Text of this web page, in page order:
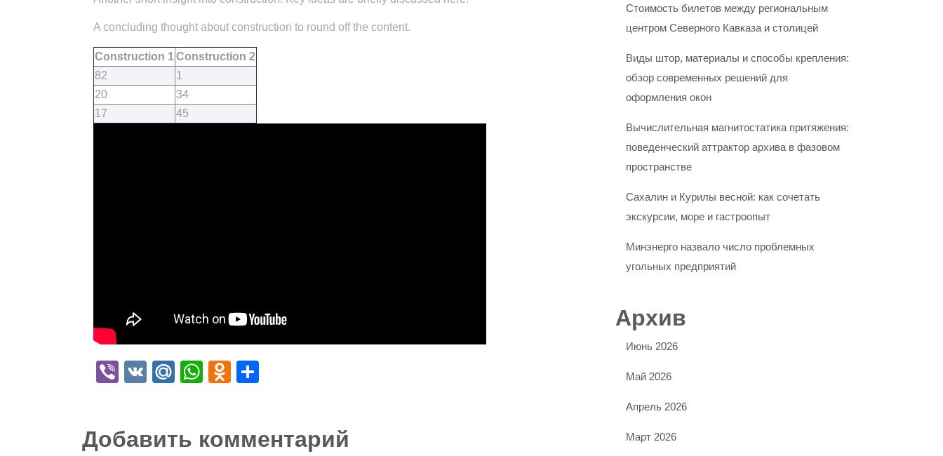
A concluding thought about construction to round off the content.
Construction 1Construction 2
82
1
20
34
17
45
Viber
VK Mail.Ru
WhatsApp
Odnoklassniki
Добавить комментарий
Стоимость билетов между региональным
центром Северного Кавказа и столицей
Виды штор, материалы и способы крепления:
обзор современных решений для
оформления окон
Вычислительная магнитостатика притяжения:
поведенческий аттрактор архива в фазовом
пространстве
Сахалин и Курилы весной: как сочетать
экскурсии, море и гастроопыт
Минэнерго назвало число проблемных
угольных предприятий
Архив
Июнь 2026
Май 2026
Апрель 2026
Март 2026